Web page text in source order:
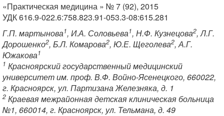
«Практическая медицина » № 7 (92), 2015
УДК 616.9-022.6:758.823.91-053.3-08:615.281
Г.П. мартынова1, И.А. Соловьева1, Н.Ф. Кузнецова2, Л.Г.
Дорошенко2, Б.Л. Комарова2, Ю.Е. Щеголева2, А.Г.
Южакова1
1 Красноярский государственный медицинский
университет им. проф. В.Ф. Войно-Ясенецкого, 660022,
г. Красноярск, ул. Партизана Железняка, д. 1
2 Краевая межрайонная детская клиническая больница
№1, 660014, г. Красноярск, ул. Тельмана, д. 49